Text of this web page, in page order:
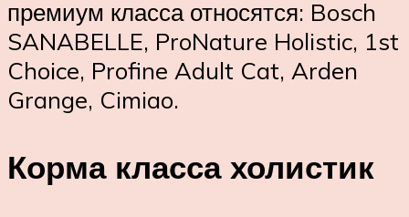
премиум класса относятся: Bosch
SANABELLE, ProNature Holistic, 1st
Choice, Profine Adult Cat, Arden
Grange, Cimiao.
Корма класса холистик